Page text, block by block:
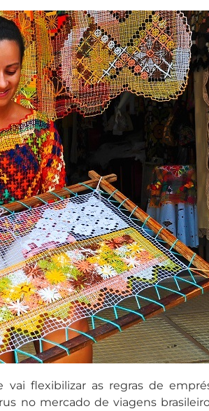
flexibilizar as regras de
no mercado de viagens